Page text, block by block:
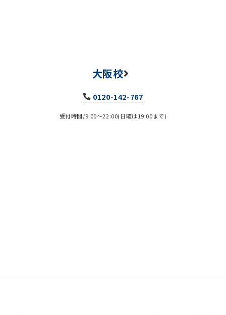
大阪校
0120-142-767
受付時間/9:00～22:00(日曜は19:00まで)